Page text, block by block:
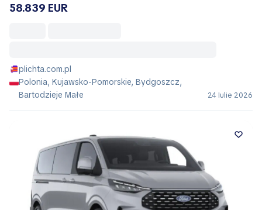
58.839 EUR
plichta.com.pl
Polonia, Kujawsko-Pomorskie, Bydgoszcz,
Bartodzieje Małe
24 Iulie 2026